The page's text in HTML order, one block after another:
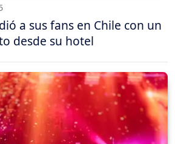
a sus fans en Chile con un
desde su hotel